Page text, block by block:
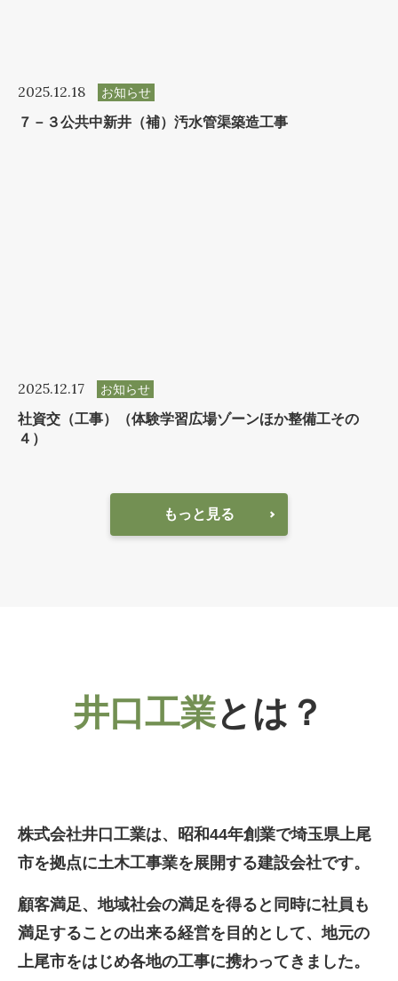
2025.12.18 お知らせ
７－３公共中新井（補）汚水管渠築造工事
2025.12.17 お知らせ
社資交（工事）（体験学習広場ゾーンほか整備工その
４）
もっと見る
井口工業とは？
株式会社井口工業は、昭和44年創業で埼玉県上尾
市を拠点に土木工事業を展開する建設会社です。
顧客満足、地域社会の満足を得ると同時に社員も
満足することの出来る経営を目的として、地元の
上尾市をはじめ各地の工事に携わってきました。